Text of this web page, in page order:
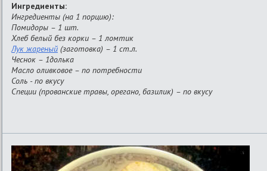
Ингредиенты:
Ингредиенты (на 1 порцию):
Помидоры – 1 шт.
Хлеб белый без корки – 1 ломтик
Лук жареный (заготовка) – 1 ст.л.
Чеснок – 1долька
Масло оливковое – по потребности
Соль - по вкусу
Специи (прованские травы, орегано, базилик) – по вкусу